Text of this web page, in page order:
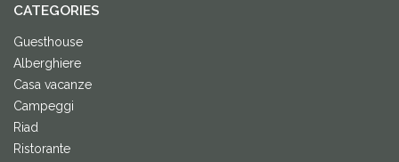
CATEGORIES
Guesthouse
Alberghiere
Casa vacanze
Campeggi
Riad
Ristorante